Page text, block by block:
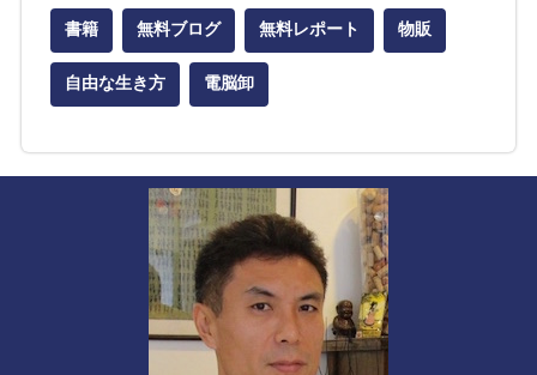
書籍 無料ブログ 無料レポート 物販
自由な生き方 電脳卸